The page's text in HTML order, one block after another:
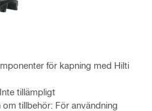
för kapning med Hilti
tillämpligt
tillbehör: För användning